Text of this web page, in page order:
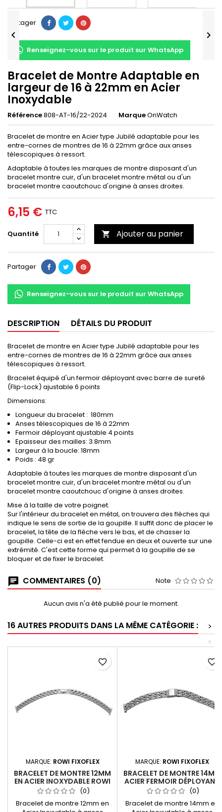
 
Partager
Renseignez-vous sur le produit sur WhatsApp
Bracelet de Montre Adaptable en
largeur de 16 à 22mm en Acier
Inoxydable
Référence808-AT-16/22-2024 MarqueOnWatch
Bracelet de montre en Acier type Jubilé adaptable pour les
entre-cornes de montres de 16 à 22mm grâce aux anses
télescopiques à ressort.
Adaptable à toutes les marques de montre disposant d'un
bracelet montre cuir, d'un bracelet montre métal ou d'un
bracelet montre caoutchouc d'origine à anses droites.
6,15 € TTC
Quantité  Ajouter au panier
Partager
Renseignez-vous sur le produit sur WhatsApp
DESCRIPTION DÉTAILS DU PRODUIT
Bracelet de montre en Acier type Jubilé adaptable pour les
entre-cornes de montres de 16 à 22mm grâce aux anses
télescopiques à ressort.
Bracelet équipé d'un fermoir déployant avec barre de sureté
(Flip-Lock) ajustable 6 points
Dimensions:
Longueur du bracelet : 180mm
Anses télescopiques de 16 à 22mm
Fermoir déployant ajustable 4 points
Epaisseur des mailles: 3.8mm
Largeur à la boucle: 18mm
Poids : 48 gr
Adaptable à toutes les marques de montre disposant d'un
bracelet montre cuir, d'un bracelet montre métal ou d'un
bracelet montre caoutchouc d'origine à anses droites.
Mise à la taille de votre poignet.
Sur l'intérieur du bracelet en métal, on trouvera des flèches qui
indique le sens de sortie de la goupille. Il suffit donc de placer le
bracelet, la tête de la flèche vers le bas, et de chasser la
goupille. Celle-ci est en effet fendue en deux et ouverte sur une
extrémité. C'est cette forme qui permet à la goupille de se
bloquer et de fixer le bracelet.
COMMENTAIRES (0) Note
Aucun avis n'a été publié pour le moment.
16 AUTRES PRODUITS DANS LA MÊME CATÉGORIE :
>
<
MARQUE: ROWI FIXOFLEX
BRACELET DE MONTRE 12MM
EN ACIER INOXYDABLE ROWI
FIXOFLEX (0)
Bracelet de montre 12mm en
favorite_border
MARQUE: ROWI FIXOFLEX
BRACELET DE MONTRE 14MM
ACIER FERMOIR DÉPLOYANT
ROWI FIXOFLEX
(0)
Bracelet de montre 14mm en
favorite_border